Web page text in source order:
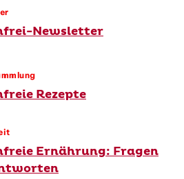
Newsletter
Rezepte
Ernährung: Fragen